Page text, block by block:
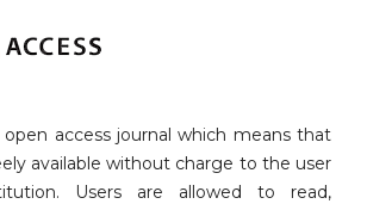
open access journal which means that
available without charge to the user
Users are allowed to read,